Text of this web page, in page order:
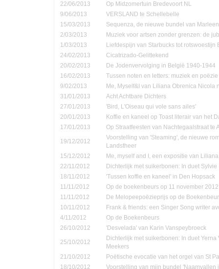
22/06/2013
Op Midzomertuin Bredevoort NL
9/06/2013
VERSLAND te Schellebelle
15/03/2013
Sequenza, de nieuwe bundel van
2/03/2013
Muziek voor artsen zonder grenzen: de
1/03/2013
Liefdespijn van Starbucks tot rotswoestijn
24/02/2013
Cicatrizado-Gelittekend
20/02/2013
De Jodenvervolging in België 1940-1944
16/02/2013
Tussen noten en letters: muziek en
9/02/2013
Me, Myself&I van Liliana Obrenica Nicola
31/01/2013
Acht Achtbare Dichters
27/01/2013
'Bird, L'Oiseau qui vole sans ailes'
20/01/2013
Koffie en kaneel op Toast literair van het
17/01/2013
Op Straatfeesten van Nachtegaalstraat te
19/12/2012
Voorstelling van 'Steaming', de nieuwe
Landstheer
15/12/2012
Me, myself and I, een expositie van
22/11/2012
Dichterlijk met suikerbonen: In duet
18/11/2012
'Tussen koffie en kaneel' in Den Hopsack
11/11/2012
Op de boekenbeurs op 11 november 2012
11/11/2012
De Melopeepoëzieprijs op de
10/11/2012
Frank & friends: een Singer Song writer
4/11/2012
Op de Boekenbeurs
26/10/2012
'Desvelada' van Karin Vanspeybroeck
25/10/2012
Dichterlijk met suikerbonen: In duet
Meekers
21/10/2012
Poëtische evocatie van het orgel van St
18/10/2012
Voorstelling van mijn bundel 'Naamvallen